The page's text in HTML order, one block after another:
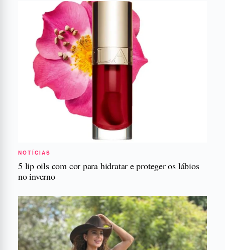
NOTÍCIAS
5 lip oils com cor para hidratar e proteger os lábios
no inverno